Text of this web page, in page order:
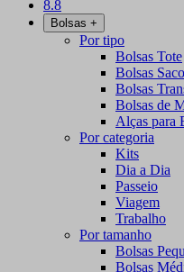
8.8
Bolsas +
Por tipo
Bolsas Tote
Bolsas
Bolsas
Bolsas de
Alças para
Por categoria
Kits
Dia a Dia
Passeio
Viagem
Trabalho
Por tamanho
Bolsas
Bolsas